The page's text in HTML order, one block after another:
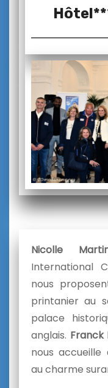
Nicolle
International
nous
printanier au
palace
anglais. Franck
nous
au charme